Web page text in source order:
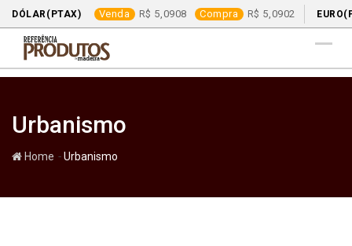
DÓLAR(PTAX) Venda 5,0908 Compra 5,0902
content
Urbanismo
Home -Urbanismo